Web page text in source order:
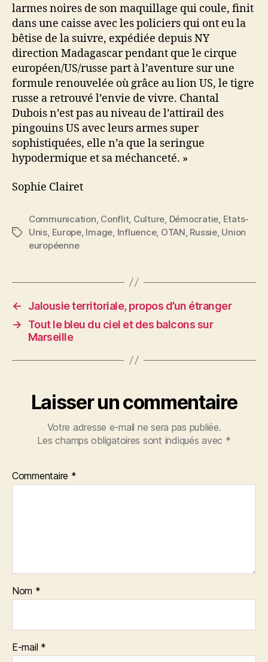
larmes noires de son maquillage qui coule, finit
dans une caisse avec les policiers qui ont eu la
bêtise de la suivre, expédiée depuis NY
direction Madagascar pendant que le cirque
européen/US/russe part à l’aventure sur une
formule renouvelée où grâce au lion US, le tigre
russe a retrouvé l’envie de vivre. Chantal
Dubois n’est pas au niveau de l’attirail des
pingouins US avec leurs armes super
sophistiquées, elle n’a que la seringue
hypodermique et sa méchanceté. »
Sophie Clairet
Étiquettes
Communication Conflit, Culture Démocratie Etats-
Unis Europe, Image Influence, OTAN Russie, Union
européenne
←
Jalousie territoriale, propos d’un étranger
→
Tout le bleu du ciel et des balcons sur
Marseille
Laisser un commentaire
Votre adresse e-mail ne sera pas publiée.
Les champs obligatoires sont indiqués avec *
Commentaire *
Nom *
E-mail *